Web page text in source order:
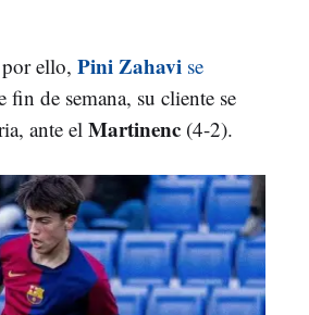
ello, Pini Zahavi se
fin de semana, su cliente se
ante el Martinenc (4-2).